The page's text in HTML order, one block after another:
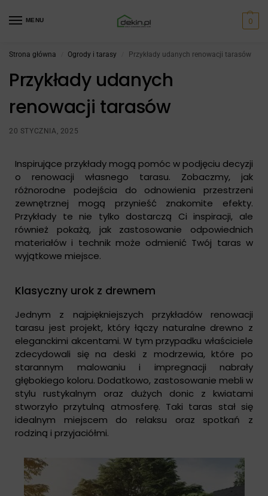
MENU 0
Strona główna Ogrody i tarasy Przykłady udanych renowacji tarasów
Przykłady udanych
renowacji tarasów
20 STYCZNIA, 2025
Inspirujące przykłady mogą pomóc w podjęciu decyzji
o renowacji własnego tarasu. Zobaczmy, jak
różnorodne podejścia do odnowienia przestrzeni
zewnętrznej mogą przynieść znakomite efekty.
Przykłady te nie tylko dostarczą Ci inspiracji, ale
również pokażą, jak zastosowanie odpowiednich
materiałów i technik może odmienić Twój taras w
wyjątkowe miejsce.
Klasyczny urok z drewnem
Jednym z najpiękniejszych przykładów renowacji
tarasu jest projekt, który łączy naturalne drewno z
eleganckimi akcentami. W tym przypadku właściciele
zdecydowali się na deski z modrzewia, które po
starannym malowaniu i impregnacji nabrały
głębokiego koloru. Dodatkowo, zastosowanie mebli w
stylu rustykalnym oraz dużych donic z kwiatami
stworzyło przytulną atmosferę. Taki taras stał się
idealnym miejscem do relaksu oraz spotkań z
rodziną i przyjaciółmi.